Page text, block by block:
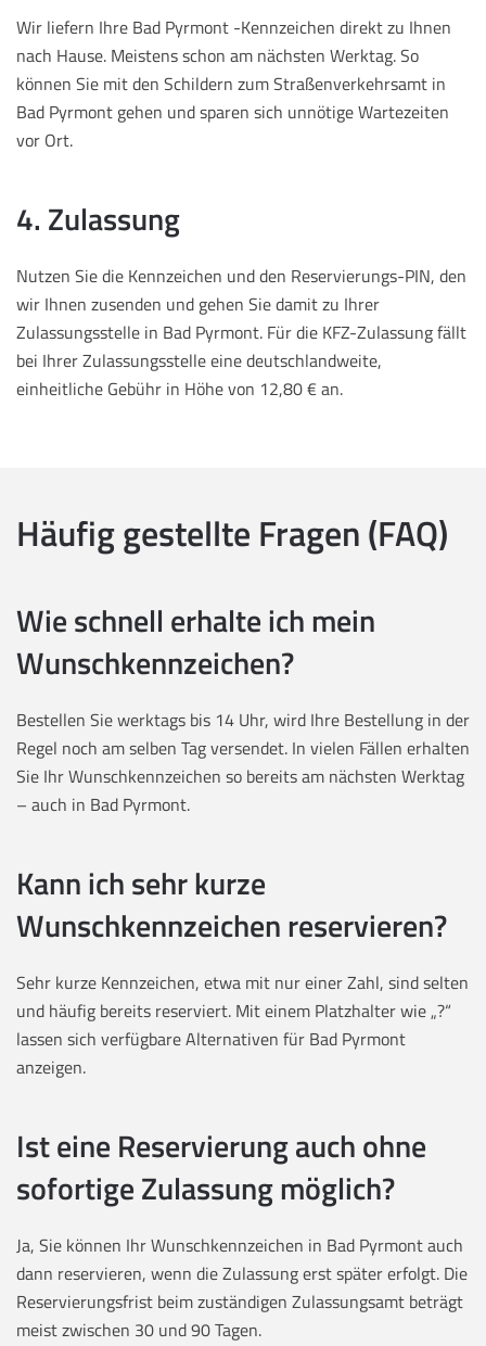
Wir liefern Ihre Bad Pyrmont -Kennzeichen direkt zu Ihnen
nach Hause. Meistens schon am nächsten Werktag. So
können Sie mit den Schildern zum Straßenverkehrsamt in
Bad Pyrmont gehen und sparen sich unnötige Wartezeiten
vor Ort.
4. Zulassung
Nutzen Sie die Kennzeichen und den Reservierungs-PIN, den
wir Ihnen zusenden und gehen Sie damit zu Ihrer
Zulassungsstelle in Bad Pyrmont. Für die KFZ-Zulassung fällt
bei Ihrer Zulassungsstelle eine deutschlandweite,
einheitliche Gebühr in Höhe von 12,80 € an.
Häufig gestellte Fragen (FAQ)
Wie schnell erhalte ich mein
Wunschkennzeichen?
Bestellen Sie werktags bis 14 Uhr, wird Ihre Bestellung in der
Regel noch am selben Tag versendet. In vielen Fällen erhalten
Sie Ihr Wunschkennzeichen so bereits am nächsten Werktag
– auch in Bad Pyrmont.
Kann ich sehr kurze
Wunschkennzeichen reservieren?
Sehr kurze Kennzeichen, etwa mit nur einer Zahl, sind selten
und häufig bereits reserviert. Mit einem Platzhalter wie „?“
lassen sich verfügbare Alternativen für Bad Pyrmont
anzeigen.
Ist eine Reservierung auch ohne
sofortige Zulassung möglich?
Ja, Sie können Ihr Wunschkennzeichen in Bad Pyrmont auch
dann reservieren, wenn die Zulassung erst später erfolgt. Die
Reservierungsfrist beim zuständigen Zulassungsamt beträgt
meist zwischen 30 und 90 Tagen.